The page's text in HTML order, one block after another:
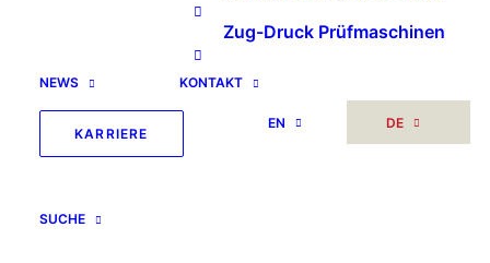
Zug-Druck Prüfmaschinen
NEWS KONTAKT
KARRIERE
EN DE
SUCHE